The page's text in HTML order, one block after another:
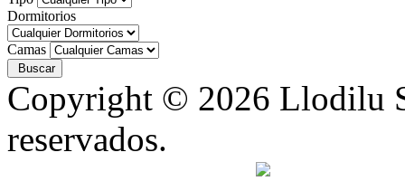
Dormitorios
Camas
Copyright © 2026 Llodilu
reservados.